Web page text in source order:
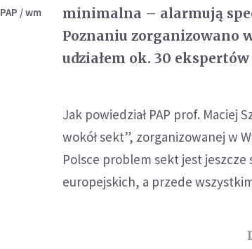
PAP / wm
minimalna – alarmują
Poznaniu zorganizowano
udziałem ok. 30
Jak powiedział PAP prof. Maciej
wokół sekt”, zorganizowanej w
Polsce problem sekt jest
europejskich, a przede